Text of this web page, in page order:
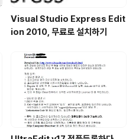
Visual Studio Express Edit
ion 2010, 무료로 설치하기